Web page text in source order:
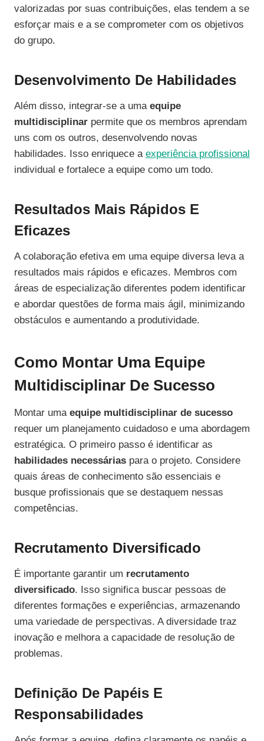
valorizadas por suas contribuições, elas tendem a se
esforçar mais e a se comprometer com os objetivos
do grupo.
Desenvolvimento De Habilidades
Além disso, integrar-se a uma equipe
multidisciplinar permite que os membros aprendam
uns com os outros, desenvolvendo novas
habilidades. Isso enriquece a experiência profissional
individual e fortalece a equipe como um todo.
Resultados Mais Rápidos E
Eficazes
A colaboração efetiva em uma equipe diversa leva a
resultados mais rápidos e eficazes. Membros com
áreas de especialização diferentes podem identificar
e abordar questões de forma mais ágil, minimizando
obstáculos e aumentando a produtividade.
Como Montar Uma Equipe
Multidisciplinar De Sucesso
Montar uma equipe multidisciplinar de sucesso
requer um planejamento cuidadoso e uma abordagem
estratégica. O primeiro passo é identificar as
habilidades necessárias para o projeto. Considere
quais áreas de conhecimento são essenciais e
busque profissionais que se destaquem nessas
competências.
Recrutamento Diversificado
É importante garantir um recrutamento
diversificado. Isso significa buscar pessoas de
diferentes formações e experiências, armazenando
uma variedade de perspectivas. A diversidade traz
inovação e melhora a capacidade de resolução de
problemas.
Definição De Papéis E
Responsabilidades